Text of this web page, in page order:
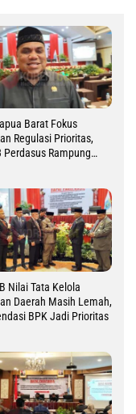
Barat Fokus
Regulasi Prioritas,
Perdasus Rampung
Nilai Tata Kelola
Daerah Masih Lemah,
BPK Jadi Prioritas